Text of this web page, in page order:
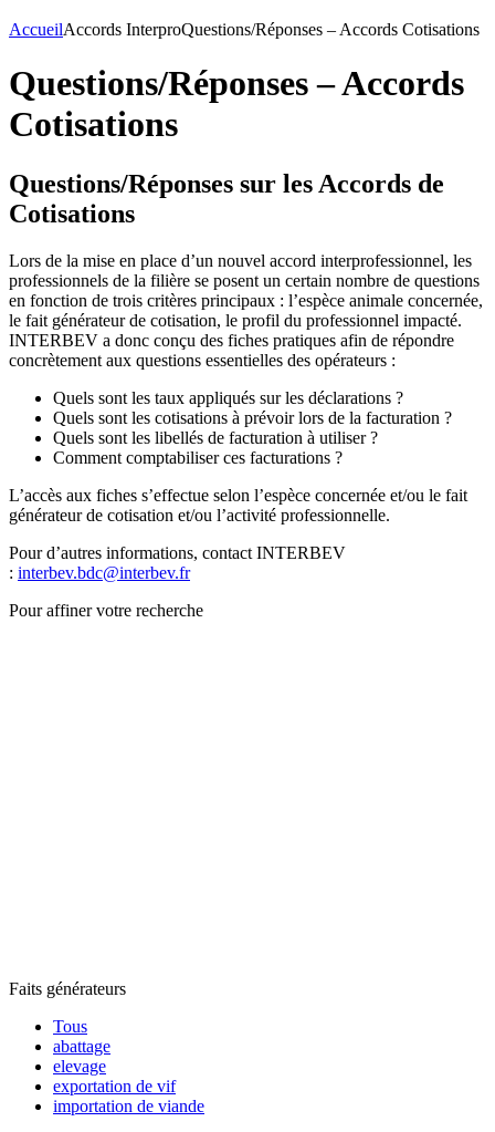
AccueilAccords InterproQuestions/Réponses – Accords Cotisations
Questions/Réponses – Accords
Cotisations
Questions/Réponses sur les Accords de
Cotisations
Lors de la mise en place d’un nouvel accord interprofessionnel, les
professionnels de la filière se posent un certain nombre de questions
en fonction de trois critères principaux : l’espèce animale concernée,
le fait générateur de cotisation, le profil du professionnel impacté.
INTERBEV a donc conçu des fiches pratiques afin de répondre
concrètement aux questions essentielles des opérateurs :
Quels sont les taux appliqués sur les déclarations ?
Quels sont les cotisations à prévoir lors de la facturation ?
Quels sont les libellés de facturation à utiliser ?
Comment comptabiliser ces facturations ?
L’accès aux fiches s’effectue selon l’espèce concernée et/ou le fait
générateur de cotisation et/ou l’activité professionnelle.
Pour d’autres informations, contact INTERBEV
: interbev.bdc@interbev.fr
Pour affiner votre recherche
Faits générateurs
Tous
abattage
elevage
exportation de vif
importation de viande